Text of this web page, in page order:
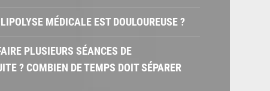
MÉDICALE EST DOULOUREUSE ?
PLUSIEURS SÉANCES DE
? COMBIEN DE TEMPS DOIT SÉPARER